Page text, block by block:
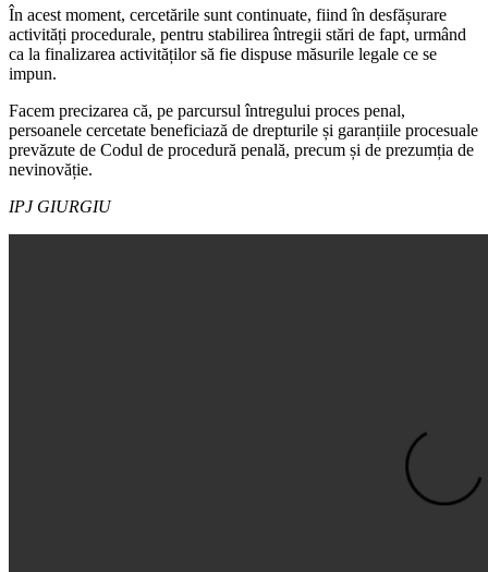
În acest moment, cercetările sunt continuate, fiind în desfășurare
activități procedurale, pentru stabilirea întregii stări de fapt, urmând
ca la finalizarea activităților să fie dispuse măsurile legale ce se
impun.
Facem precizarea că, pe parcursul întregului proces penal,
persoanele cercetate beneficiază de drepturile și garanțiile procesuale
prevăzute de Codul de procedură penală, precum și de prezumția de
nevinovăție.
IPJ GIURGIU